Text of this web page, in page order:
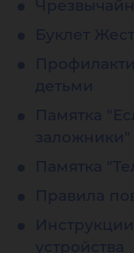
Буклет
детьми
Памятка
заложники"
Памятка
Правила
устройства